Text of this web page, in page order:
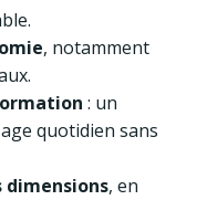
, notamment
: un
quotidien sans
dimensions, en